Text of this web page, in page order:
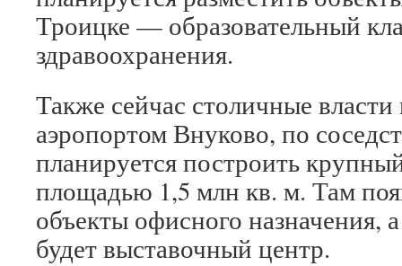
Троицке — образовательный
здравоохранения.
Также сейчас столичные власти
аэропортом Внуково, по
планируется построить
площадью 1,5 млн кв. м. Там
объекты офисного назначения,
будет выставочный центр.